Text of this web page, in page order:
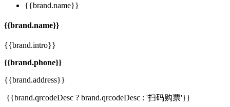
{{brand.name}}
{{brand.name}}
{{brand.intro}}
{{brand.phone}}
{{brand.address}}
{{brand.qrcodeDesc ? brand.qrcodeDesc : '扫码购票'}}